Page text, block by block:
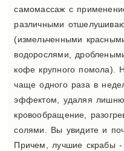
самомассаж с
различными
(измельченными
водорослями,
кофе крупного помола).
чаще одного раза в
эффектом, удаляя
кровообращение,
солями. Вы увидите и
Причем, лучшие скрабы